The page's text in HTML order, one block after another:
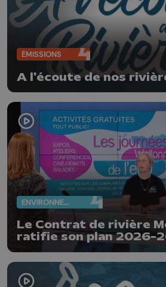
ÉMISSIONS
A l'écoute de nos
ENVIRONNEMENT
Le Contrat de rivière Meuse Aval
ratifie son plan 2026-